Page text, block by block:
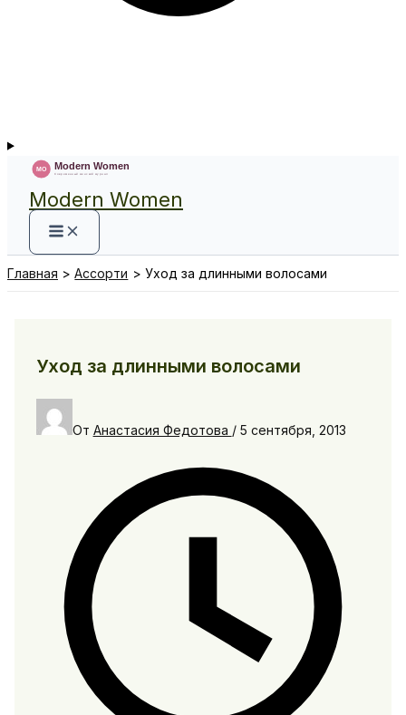
Modern Women
Главная Ассорти Уход за длинными волосами
Уход за длинными волосами
От Анастасия Федотова / 5 сентября, 2013